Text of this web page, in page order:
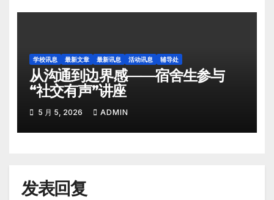
学校讯息 最新文章 最新讯息 活动讯息 辅导处
从沟通到边界感——宿舍生参与
“社交有声”讲座
5 月 5, 2026 ADMIN
发表回复